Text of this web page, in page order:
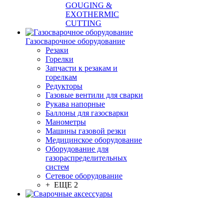
GOUGING &
EXOTHERMIC
CUTTING
Газосварочное оборудование
Резаки
Горелки
Запчасти к резакам и
горелкам
Редукторы
Газовые вентили для сварки
Рукава напорные
Баллоны для газосварки
Манометры
Машины газовой резки
Медицинское оборудование
Оборудование для
газораспределительных
систем
Сетевое оборудование
+ ЕЩЕ 2